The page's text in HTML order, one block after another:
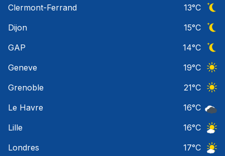
Clermont-Ferrand
13°C
Dijon
15°C
GAP
14°C
Geneve
19°C
Grenoble
21°C
Le Havre
16°C
Lille
16°C
Londres
17°C